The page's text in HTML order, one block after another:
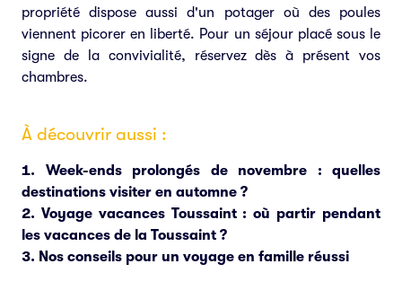
propriété dispose aussi d'un potager où des poules
viennent picorer en liberté. Pour un séjour placé sous le
signe de la convivialité, réservez dès à présent vos
chambres.
À découvrir aussi :
Week-ends prolongés de novembre : quelles
destinations visiter en automne ?
Voyage vacances Toussaint : où partir pendant
les vacances de la Toussaint ?
Nos conseils pour un voyage en famille réussi